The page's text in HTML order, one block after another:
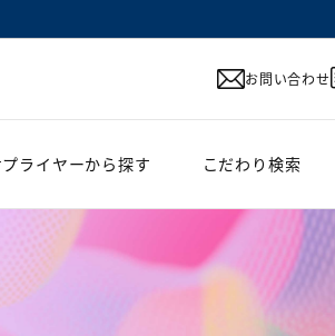
お問い合わせ
プライヤーから探す こだわり検索